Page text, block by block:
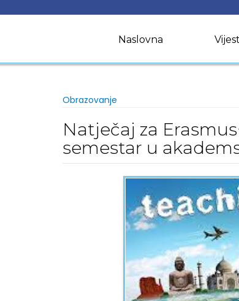
Naslovna
Obrazovanje
Natječaj za
semestar u